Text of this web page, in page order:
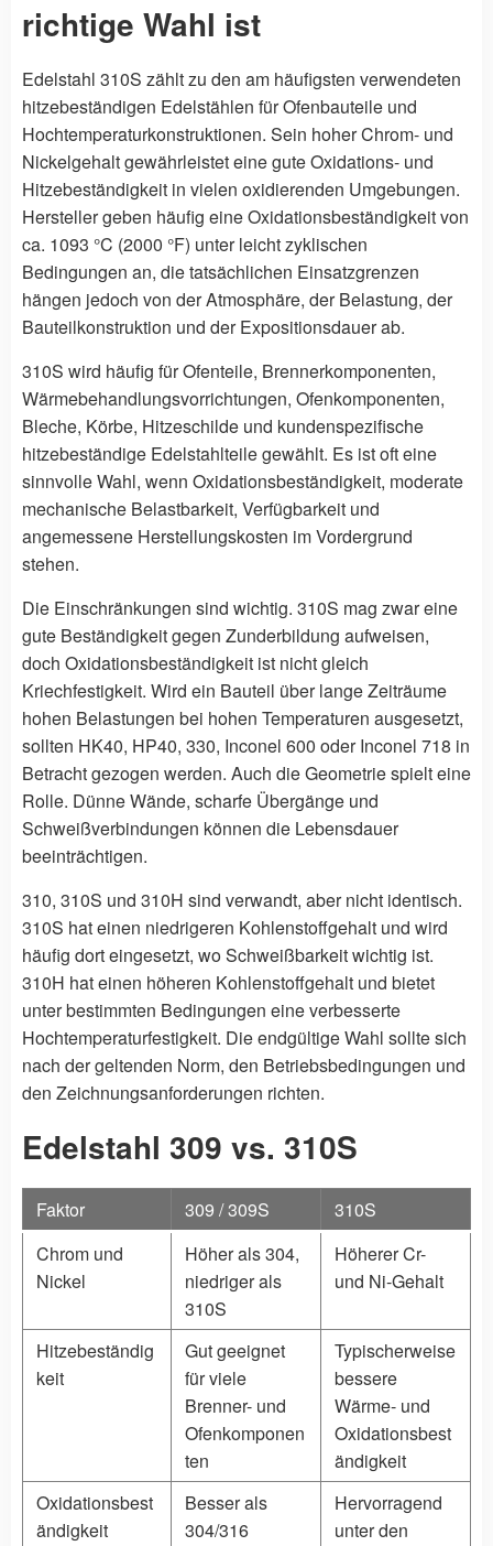
richtige Wahl ist
Edelstahl 310S zählt zu den am häufigsten verwendeten
hitzebeständigen Edelstählen für Ofenbauteile und
Hochtemperaturkonstruktionen. Sein hoher Chrom- und
Nickelgehalt gewährleistet eine gute Oxidations- und
Hitzebeständigkeit in vielen oxidierenden Umgebungen.
Hersteller geben häufig eine Oxidationsbeständigkeit von
ca. 1093 °C (2000 °F) unter leicht zyklischen
Bedingungen an, die tatsächlichen Einsatzgrenzen
hängen jedoch von der Atmosphäre, der Belastung, der
Bauteilkonstruktion und der Expositionsdauer ab.
310S wird häufig für Ofenteile, Brennerkomponenten,
Wärmebehandlungsvorrichtungen, Ofenkomponenten,
Bleche, Körbe, Hitzeschilde und kundenspezifische
hitzebeständige Edelstahlteile gewählt. Es ist oft eine
sinnvolle Wahl, wenn Oxidationsbeständigkeit, moderate
mechanische Belastbarkeit, Verfügbarkeit und
angemessene Herstellungskosten im Vordergrund
stehen.
Die Einschränkungen sind wichtig. 310S mag zwar eine
gute Beständigkeit gegen Zunderbildung aufweisen,
doch Oxidationsbeständigkeit ist nicht gleich
Kriechfestigkeit. Wird ein Bauteil über lange Zeiträume
hohen Belastungen bei hohen Temperaturen ausgesetzt,
sollten HK40, HP40, 330, Inconel 600 oder Inconel 718 in
Betracht gezogen werden. Auch die Geometrie spielt eine
Rolle. Dünne Wände, scharfe Übergänge und
Schweißverbindungen können die Lebensdauer
beeinträchtigen.
310, 310S und 310H sind verwandt, aber nicht identisch.
310S hat einen niedrigeren Kohlenstoffgehalt und wird
häufig dort eingesetzt, wo Schweißbarkeit wichtig ist.
310H hat einen höheren Kohlenstoffgehalt und bietet
unter bestimmten Bedingungen eine verbesserte
Hochtemperaturfestigkeit. Die endgültige Wahl sollte sich
nach der geltenden Norm, den Betriebsbedingungen und
den Zeichnungsanforderungen richten.
Edelstahl 309 vs. 310S
Faktor 309 / 309S
310S
Chrom und
Nickel
Höher als 304,
niedriger als
310S
Höherer Cr-
und Ni-Gehalt
Hitzebeständig
keit
Gut geeignet
für viele
Brenner- und
Ofenkomponen
ten
Typischerweise
bessere
Wärme- und
Oxidationsbest
ändigkeit
Oxidationsbest
ändigkeit
Besser als
304/316
Hervorragend
unter den